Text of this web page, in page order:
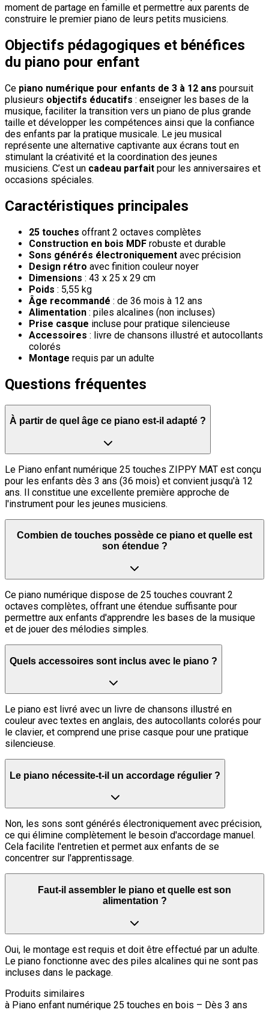
moment de partage en famille et permettre aux parents de
construire le premier piano de leurs petits musiciens.
Objectifs pédagogiques et bénéfices
du piano pour enfant
Ce piano numérique pour enfants de 3 à 12 ans poursuit
plusieurs objectifs éducatifs : enseigner les bases de la
musique, faciliter la transition vers un piano de plus grande
taille et développer les compétences ainsi que la confiance
des enfants par la pratique musicale. Le jeu musical
représente une alternative captivante aux écrans tout en
stimulant la créativité et la coordination des jeunes
musiciens. C’est un cadeau parfait pour les anniversaires et
occasions spéciales.
Caractéristiques principales
25 touches offrant 2 octaves complètes
Construction en bois MDF robuste et durable
Sons générés électroniquement avec précision
Design rétro avec finition couleur noyer
Dimensions : 43 x 25 x 29 cm
Poids : 5,55 kg
Âge recommandé : de 36 mois à 12 ans
Alimentation : piles alcalines (non incluses)
Prise casque incluse pour pratique silencieuse
Accessoires : livre de chansons illustré et autocollants
colorés
Montage requis par un adulte
Questions fréquentes
À partir de quel âge ce piano est-il adapté ?
Le Piano enfant numérique 25 touches ZIPPY MAT est conçu
pour les enfants dès 3 ans (36 mois) et convient jusqu'à 12
ans. Il constitue une excellente première approche de
l'instrument pour les jeunes musiciens.
Combien de touches possède ce piano et quelle est
son étendue ?
Ce piano numérique dispose de 25 touches couvrant 2
octaves complètes, offrant une étendue suffisante pour
permettre aux enfants d'apprendre les bases de la musique
et de jouer des mélodies simples.
Quels accessoires sont inclus avec le piano ?
Le piano est livré avec un livre de chansons illustré en
couleur avec textes en anglais, des autocollants colorés pour
le clavier, et comprend une prise casque pour une pratique
silencieuse.
Le piano nécessite-t-il un accordage régulier ?
Non, les sons sont générés électroniquement avec précision,
ce qui élimine complètement le besoin d'accordage manuel.
Cela facilite l'entretien et permet aux enfants de se
concentrer sur l'apprentissage.
Faut-il assembler le piano et quelle est son
alimentation ?
Oui, le montage est requis et doit être effectué par un adulte.
Le piano fonctionne avec des piles alcalines qui ne sont pas
incluses dans le package.
Produits similaires
à Piano enfant numérique 25 touches en bois – Dès 3 ans